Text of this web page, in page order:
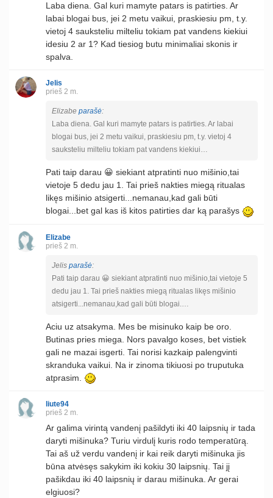
Laba diena. Gal kuri mamyte patars is patirties. Ar
labai blogai bus, jei 2 metu vaikui, praskiesiu pm, t.y.
vietoj 4 sauksteliu milteliu tokiam pat vandens kiekiui
idesiu 2 ar 1? Kad tiesiog butu minimaliai skonis ir
spalva.
Jelis
prieš 2 m.
Elizabe parašė:
Laba diena. Gal kuri mamyte patars is patirties. Ar labai
blogai bus, jei 2 metu vaikui, praskiesiu pm, t.y. vietoj 4
sauksteliu milteliu tokiam pat vandens kiekiui…
Pati taip darau 😀 siekiant atpratinti nuo mišinio,tai
vietoje 5 dedu jau 1. Tai prieš nakties miegą ritualas
likęs mišinio atsigerti...nemanau,kad gali būti
blogai...bet gal kas iš kitos patirties dar ką parašys
Elizabe
prieš 2 m.
Jelis parašė:
Pati taip darau 😀 siekiant atpratinti nuo mišinio,tai vietoje 5
dedu jau 1. Tai prieš nakties miegą ritualas likęs mišinio
atsigerti...nemanau,kad gali būti blogai.…
Aciu uz atsakyma. Mes be misinuko kaip be oro.
Butinas pries miega. Nors pavalgo koses, bet vistiek
gali ne mazai isgerti. Tai norisi kazkaip palengvinti
skranduka vaikui. Na ir zinoma tikiuosi po truputuka
atprasim.
liute94
prieš 2 m.
Ar galima virintą vandenį pašildyti iki 40 laipsnių ir tada
daryti mišinuka? Turiu virdulį kuris rodo temperatūrą.
Tai aš už verdu vandenį ir kai reik daryti mišinuka jis
būna atvėsęs sakykim iki kokiu 30 laipsnių. Tai jį
pašikdau iki 40 laipsnių ir darau mišinuka. Ar gerai
elgiuosi?